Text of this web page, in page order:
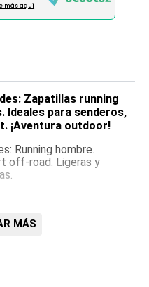
más aqui
Zapatillas running
Ideales para senderos,
¡Aventura outdoor!
Running hombre.
off-road. Ligeras y
MÁS